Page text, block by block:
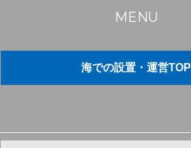
MENU
海での設置・運営TOP